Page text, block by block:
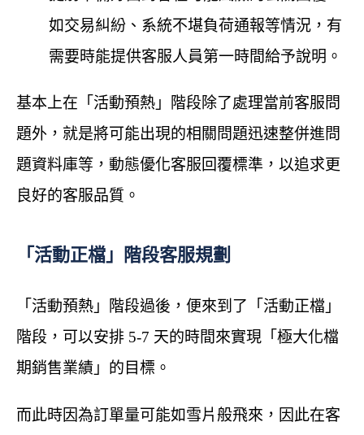
如交易糾紛、系統不堪負荷通報等情況，有
需要時能提供客服人員第一時間給予說明。
基本上在「活動預熱」階段除了處理當前客服問
題外，就是將可能出現的相關問題迅速整併進問
題資料庫等，動態優化客服回覆標準，以追求更
良好的客服品質。
「活動正檔」階段客服規劃
「活動預熱」階段過後，便來到了「活動正檔」
階段，可以安排 5-7 天的時間來實現「極大化檔
期銷售業績」的目標。
而此時因為訂單量可能如雪片般飛來，因此在客